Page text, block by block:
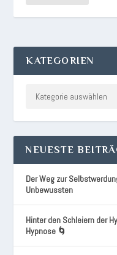
KATEGORIEN
NEUESTE
Der Weg zur
Unbewussten
Hinter den Schleiern der
Hypnose 🌀